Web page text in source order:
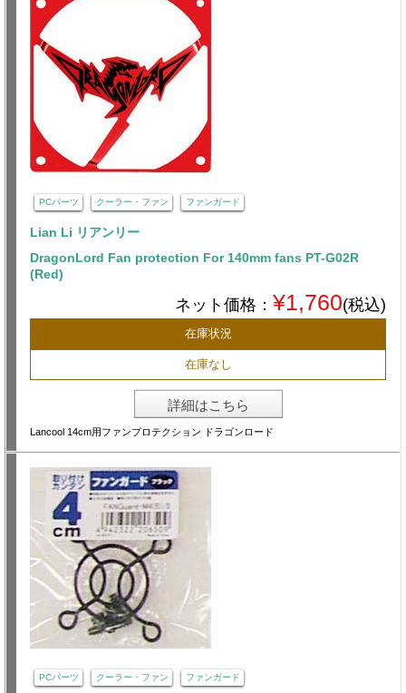
PCパーツ クーラー・ファン ファンガード
Lian Li リアンリー
DragonLord Fan protection For 140mm fans PT-G02R
(Red)
ネット価格： ¥1,760(税込)
在庫状況
在庫なし
詳細はこちら
Lancool 14cm用ファンプロテクション ドラゴンロード
PCパーツ クーラー・ファン ファンガード